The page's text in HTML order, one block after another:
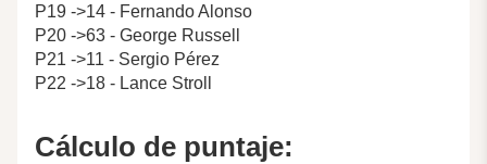
P19 ->14 - Fernando Alonso
P20 ->63 - George Russell
P21 ->11 - Sergio Pérez
P22 ->18 - Lance Stroll
Cálculo de puntaje: